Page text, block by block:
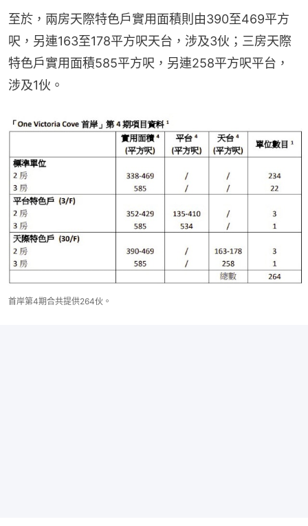
至於，兩房天際特色戶實用面積則由390至469平方
呎，另連163至178平方呎天台，涉及3伙；三房天際
特色戶實用面積585平方呎，另連258平方呎平台，
涉及1伙。
首岸第4期合共提供264伙。